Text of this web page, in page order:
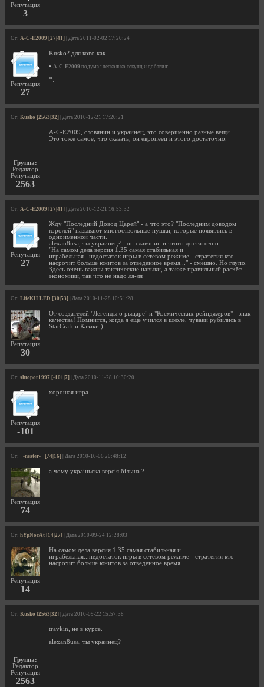
Репутация
3
От: A-C-E2009 [27|41] | Дата 2011-02-02 17:20:24
Репутация
27
Kusko? для кого как.
• A-C-E2009 подумал несколько секунд и добавил:
*,
От: Kusko [2563|32] | Дата 2010-12-21 17:20:21
Группа:
Редактор
Репутация
2563
A-C-E2009, словянин и украинец, это совершенно разные вещи.
Это тоже самое, что сказать, он европеец и этого достаточно.
От: A-C-E2009 [27|41] | Дата 2010-12-21 16:53:32
Репутация
27
Жду "Последний Довод Царей" - а что это? "Последним доводом
королей" называют многоствольные пушки, которые появились в
одноименной части.
alexan8usa, ты украинец? - он славянин и этого достаточно
"На самом дела версия 1.35 самая стабильная и
играбельная...недостаток игры в сетевом режиме - стратегия кто
насрочит больше юнитов за отведенное время..." - смешно. Но глупо.
Здесь очень важны тактические навыки, а также правильный расчёт
экономики, так что не надо ля-ля
От: LifeKILLED [30|53] | Дата 2010-11-28 10:51:28
Репутация
30
От создателей "Легенды о рыцаре" и "Космических рейнджеров" - знак
качества! Помнится, когда я еще учился в школе, чуваки рубились в
StarCraft и Казаки )
От: shtopor1997 [-101|7] | Дата 2010-11-28 10:30:20
Репутация
-101
хорошая игра
От: _-nester-_ [74|16] | Дата 2010-10-06 20:48:12
Репутация
74
а чому украіньска версія більша ?
От: hYpNocAt [14|27] | Дата 2010-09-24 12:28:03
Репутация
14
На самом дела версия 1.35 самая стабильная и
играбельная...недостаток игры в сетевом режиме - стратегия кто
насрочит больше юнитов за отведенное время...
От: Kusko [2563|32] | Дата 2010-09-22 15:57:38
Группа:
Редактор
Репутация
2563
travkin, не в курсе.
alexan8usa, ты украинец?